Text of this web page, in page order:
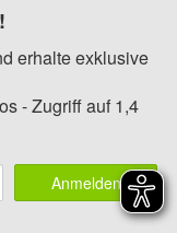
erhalte exklusive
- Zugriff auf 1,4
Anmelden